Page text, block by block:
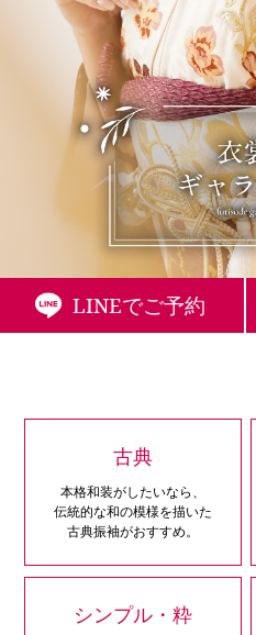
LINEでご予約
古典
本格和装がしたいなら、
伝統的な和の模様を描いた
古典振袖がおすすめ。
シンプル・粋